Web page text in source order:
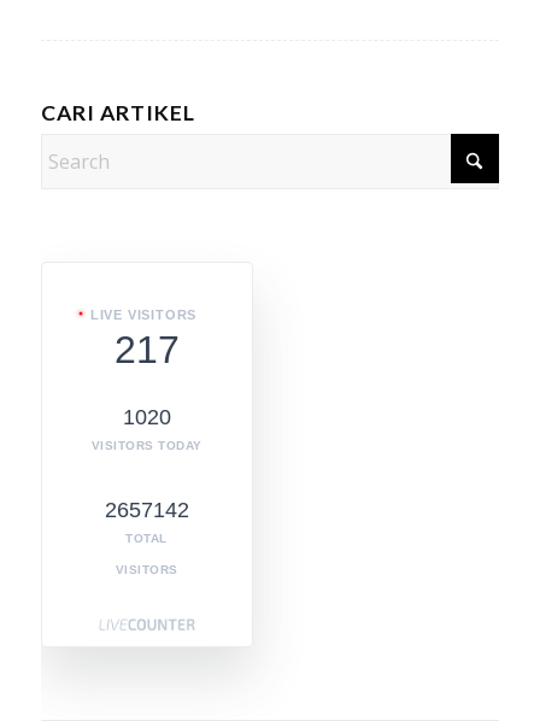
CARI ARTIKEL
LIVE VISITORS
217
1020
VISITORS TODAY
2657142
TOTAL
VISITORS